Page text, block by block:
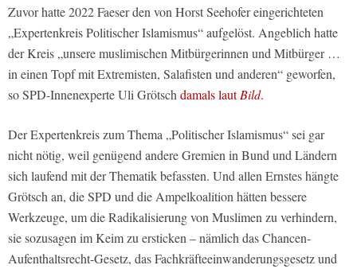
Zuvor hatte 2022 Faeser den von Horst Seehofer eingerichteten
„Expertenkreis Politischer Islamismus“ aufgelöst. Angeblich hatte
der Kreis „unsere muslimischen Mitbürgerinnen und Mitbürger …
in einen Topf mit Extremisten, Salafisten und anderen“ geworfen,
so SPD-Innenexperte Uli Grötsch damals lautBild.
Der Expertenkreis zum Thema „Politischer Islamismus“ sei gar
nicht nötig, weil genügend andere Gremien in Bund und Ländern
sich laufend mit der Thematik befassten. Und allen Ernstes hängte
Grötsch an, die SPD und die Ampelkoalition hätten bessere
Werkzeuge, um die Radikalisierung von Muslimen zu verhindern,
sie sozusagen im Keim zu ersticken – nämlich das Chancen-
Aufenthaltsrecht-Gesetz, das Fachkräfteeinwanderungsgesetz und